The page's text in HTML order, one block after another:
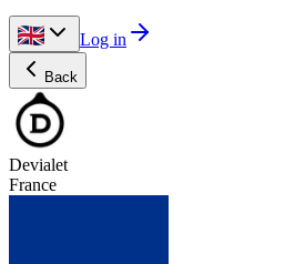
Log in
Back
Devialet
France